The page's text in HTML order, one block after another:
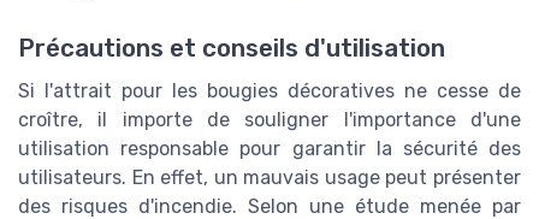
Précautions et conseils d'utilisation
Si l'attrait pour les bougies décoratives ne cesse de
croître, il importe de souligner l'importance d'une
utilisation responsable pour garantir la sécurité des
utilisateurs. En effet, un mauvais usage peut présenter
des risques d'incendie. Selon une étude menée par